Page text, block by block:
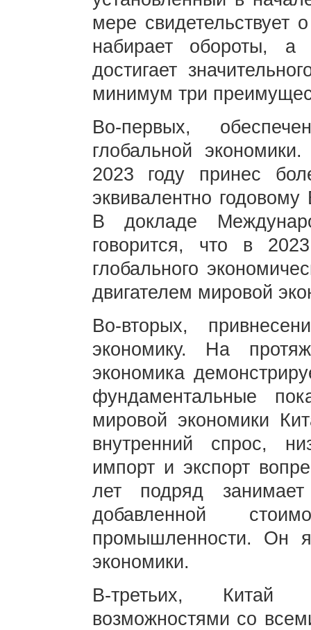
мере свидетельствует
набирает обороты, а
достигает
минимум три
Во-первых,
глобальной
2023 году принес
эквивалентно
В докладе
говорится, что в
глобального
двигателем мировой
Во-вторых,
экономику. На
экономика
фундаментальные
мировой экономики
внутренний спрос,
импорт и экспорт
лет подряд
добавленной
промышленности. Он
экономики.
В-третьих, Китай
возможностями со